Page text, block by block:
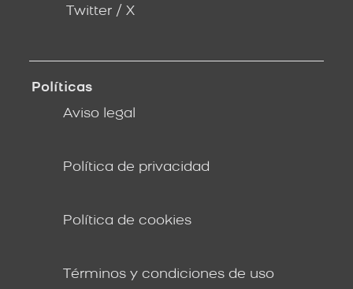
Twitter / X
Políticas
Aviso legal
Política de privacidad
Política de cookies
Términos y condiciones de uso